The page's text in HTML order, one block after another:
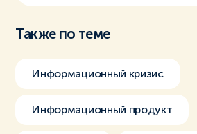
Также по теме
Информационный кризис
Информационный продукт